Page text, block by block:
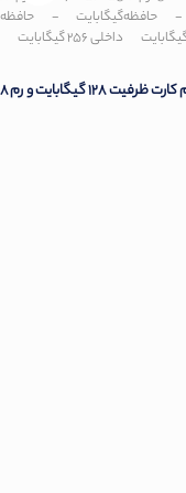
گوشی موبایل سامسونگ مدل Galaxy A54 5G دو سیم کارت ظرفیت 128 گیگابایت و رم 8